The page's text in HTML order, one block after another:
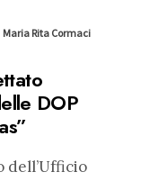
Maria Rita Cormaci
DOP
dell’Ufficio